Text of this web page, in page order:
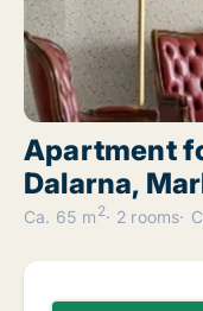
Apartment
Dalarna,
Ca. 65 m 2 2 rooms